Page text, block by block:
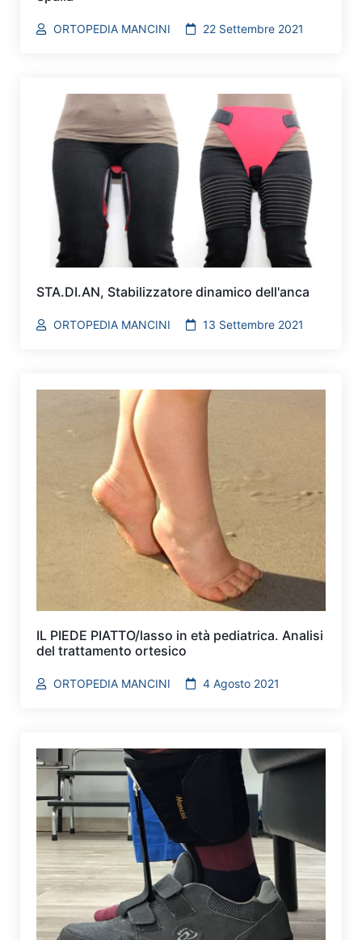
ORTOPEDIA MANCINI 22 Settembre 2021
STA.DI.AN, Stabilizzatore dinamico dell'anca
ORTOPEDIA MANCINI 13 Settembre 2021
IL PIEDE PIATTO/lasso in età pediatrica. Analisi
del trattamento ortesico
ORTOPEDIA MANCINI 4 Agosto 2021